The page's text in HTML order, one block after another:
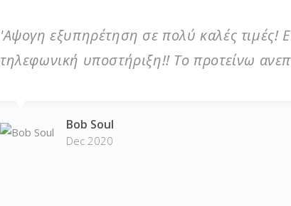
'Αψογη εξυπηρέτηση σε πολύ καλές τιμές!
τηλεφωνική υποστήριξη!! Το προτείνω
Bob Soul
Dec 2020